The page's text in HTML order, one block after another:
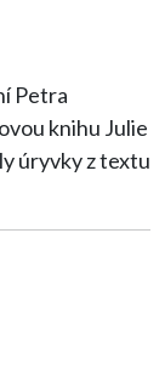
Petra
knihu Julie